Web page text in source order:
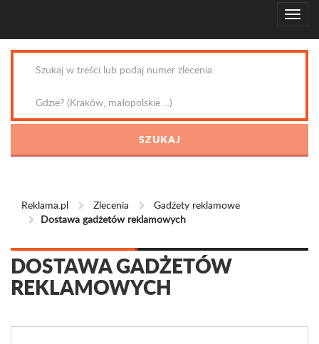
Reklama.pl Zlecenia
Gadżety reklamowe
Dostawa gadżetów reklamowych
DOSTAWA GADŻETÓW
REKLAMOWYCH